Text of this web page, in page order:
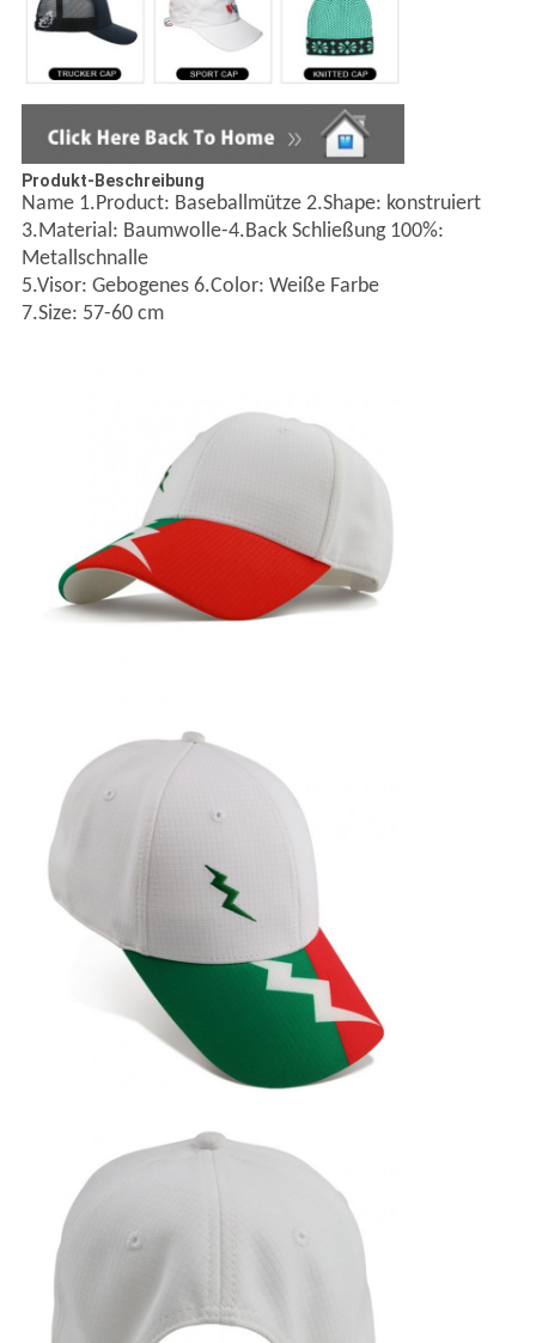
Produkt-Beschreibung
Name 1.Product: Baseballmütze 2.Shape: konstruiert
3.Material: Baumwolle-4.Back Schließung 100%:
Metallschnalle
5.Visor: Gebogenes 6.Color: Weiße Farbe
7.Size: 57-60 cm